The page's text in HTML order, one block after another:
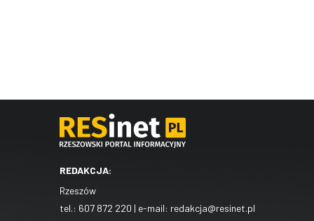
REDAKCJA:
Rzeszów
tel.: 607 872 220 | e-mail: redakcja@resinet.pl